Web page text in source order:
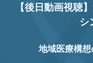
【後日動画視聴
シ
地域医療構